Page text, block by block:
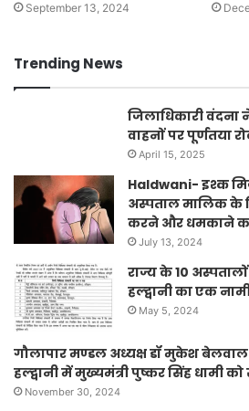
September 13, 2024
Trending News
जिलाधिकारी
वाहनों पर पूर्णतया
April 15, 2025
Haldwani- इश्क
अस्पताल मालिक
करने और धमकाने
July 13, 2024
राज्य के 10
हल्द्वानी का एक
May 5, 2024
गौलापार मण्डल अध्यक्ष डॉ मुकेश
हल्द्वानी में मुख्यमंत्री पुष्कर सिंह धामी को
November 30, 2024